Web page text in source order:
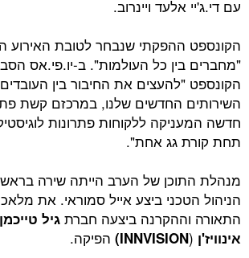
ויינרוב.
שנבחר לטובת האירוע היה
כל העולמות". ב-יו.פי.אס הסבירו שמטרת
את החיבור בין העובדים ובין
החדשים שלנו, במרכזם קשת פתרונות
ללקוחות פתרונות לוגיסטיקה ושילוח
גג אחת".
של הערב הייתה שירה בראשי, ואת
ביצע אייל סמוראי. את מלאכת ההגברה,
ביצעה חברתגיל טייכמן . חברת
הפיקה.